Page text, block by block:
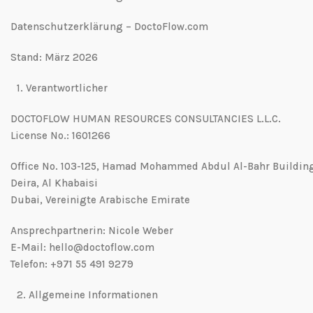
Datenschutzerklärung – DoctoFlow.com
Stand: März 2026
1.⁠ ⁠Verantwortlicher
DOCTOFLOW HUMAN RESOURCES CONSULTANCIES L.L.C.
License No.: 1601266
Office No. 103-125, Hamad Mohammed Abdul Al-Bahr
Deira, Al Khabaisi
Dubai, Vereinigte Arabische Emirate
Ansprechpartnerin: Nicole Weber
E-Mail: hello@doctoflow.com
Telefon: +971 55 491 9279
2.⁠ ⁠Allgemeine Informationen